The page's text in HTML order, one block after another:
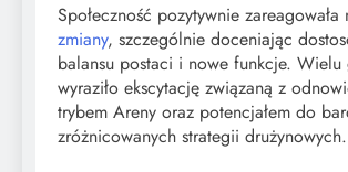
Społeczność pozytywnie zareagowała
zmiany, szczególnie doceniając
balansu postaci i nowe funkcje. Wielu
wyraziło ekscytację związaną z
trybem Areny oraz potencjałem do
zróżnicowanych strategii drużynowych.